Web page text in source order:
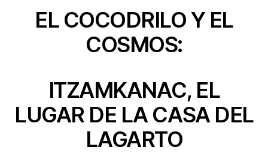
EL COCODRILO Y EL
COSMOS:
ITZAMKANAC, EL
LUGAR DE LA CASA DEL
LAGARTO